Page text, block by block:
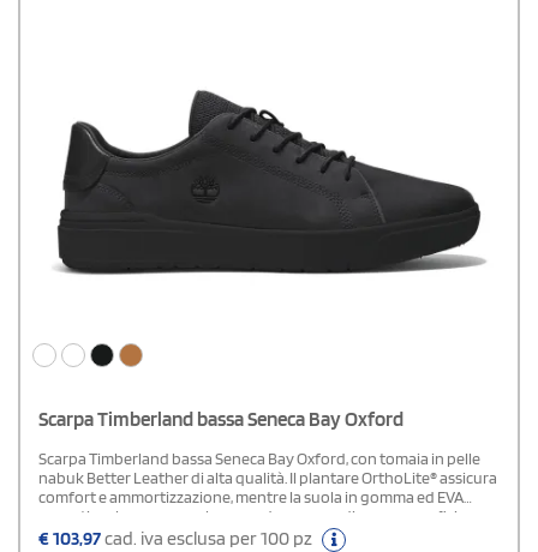
Scarpa Timberland bassa Seneca Bay Oxford
Scarpa Timberland bassa Seneca Bay Oxford, con tomaia in pelle
nabuk Better Leather di alta qualità. Il plantare OrthoLite® assicura
comfort e ammortizzazione, mentre la suola in gomma ed EVA
garantisce leggerezza e buona aderenza su diverse superfici.
€103,97cad. iva esclusa per 100 pz